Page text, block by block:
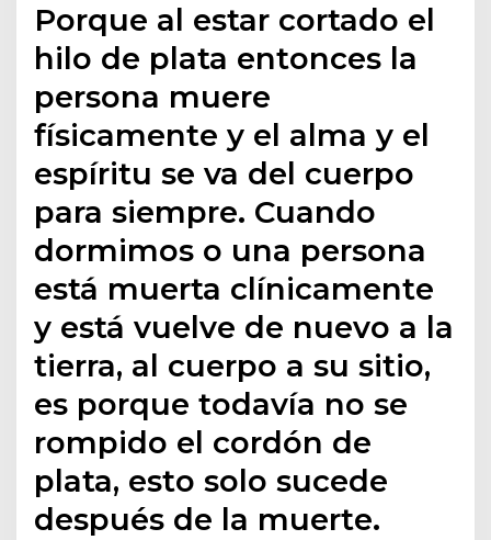
Porque al estar cortado el
hilo de plata entonces la
persona muere
físicamente y el alma y el
espíritu se va del cuerpo
para siempre. Cuando
dormimos o una persona
está muerta clínicamente
y está vuelve de nuevo a la
tierra, al cuerpo a su sitio,
es porque todavía no se
rompido el cordón de
plata, esto solo sucede
después de la muerte.